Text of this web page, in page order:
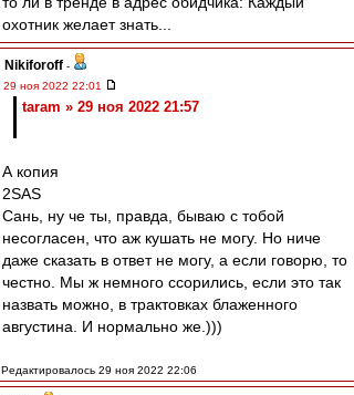
охотник желает знать...
Nikiforoff -
29 ноя 2022 22:01
taram » 29 ноя 2022 21:57
А копия
2SAS
Сань, ну че ты, правда, бываю с тобой
несогласен, что аж кушать не могу. Но ниче
даже сказать в ответ не могу, а если говорю, то
честно. Мы ж немного ссорились, если это так
назвать можно, в трактовках блаженного
августина. И нормально же.)))
Редактировалось 29 ноя 2022 22:06